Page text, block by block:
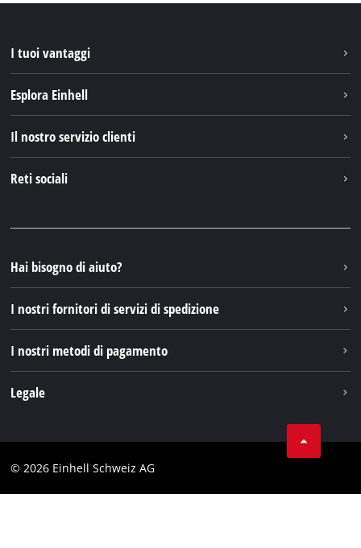
I tuoi vantaggi
Esplora Einhell
Einhell Germany AG
Il nostro servizio clienti
Reti sociali
Instagram
TikTok
Pinterest
Hai bisogno di aiuto?
I nostri fornitori di servizi di spedizione
I nostri metodi di pagamento
Legale
Testata
© 2026 Einhell Schweiz AG